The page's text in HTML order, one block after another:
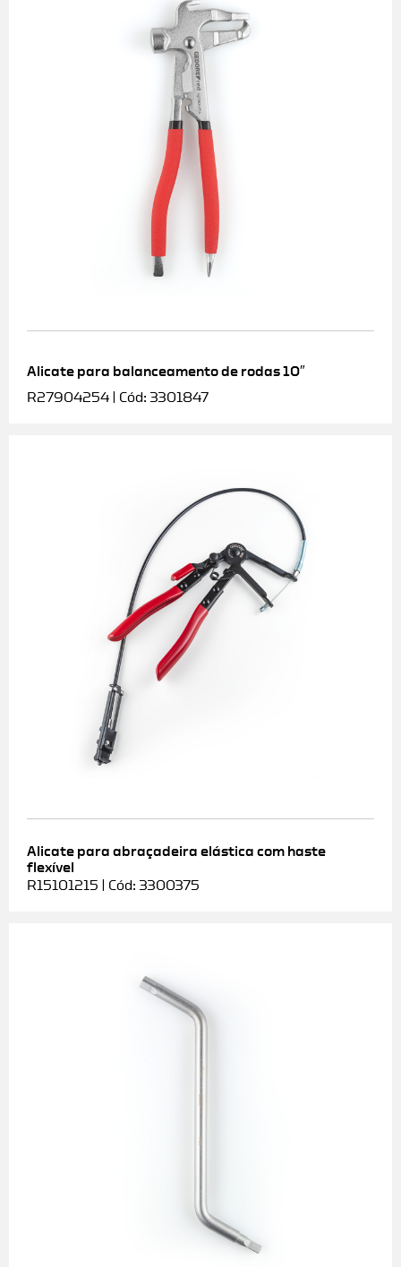
Alicate para balanceamento de rodas 10″
R27904254 | Cód: 3301847
Alicate para abraçadeira elástica com haste
flexível
R15101215 | Cód: 3300375